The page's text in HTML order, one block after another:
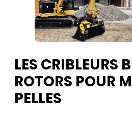
LES CRIBLEURS
ROTORS POUR
PELLES